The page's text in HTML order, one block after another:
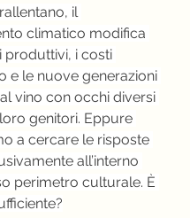
il
climatico modifica
produttivi, i costi
e le nuove generazioni
vino con occhi diversi
genitori. Eppure
a cercare le risposte
all’interno
perimetro culturale. È